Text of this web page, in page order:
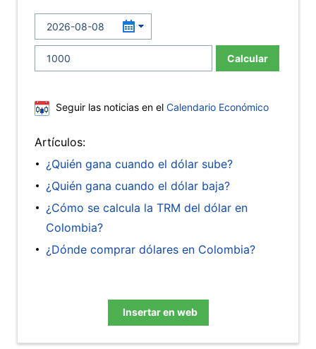
Calcular
Seguir las noticias en el Calendario Económico
Artículos:
¿Quién gana cuando el dólar sube?
¿Quién gana cuando el dólar baja?
¿Cómo se calcula la TRM del dólar en
Colombia?
¿Dónde comprar dólares en Colombia?
Insertar en web